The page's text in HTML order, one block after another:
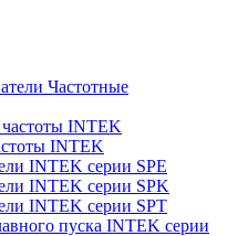
Частотные
INTEK
INTEK серии SPE
INTEK серии SPK
INTEK серии SPT
пуска INTEK серии